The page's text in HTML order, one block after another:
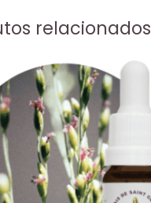
relacionados